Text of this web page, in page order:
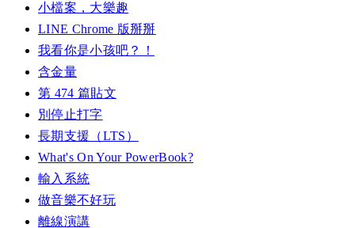
小檔案，大樂趣
LINE Chrome 版掰掰
我看你是小孩吧？！
含金量
第 474 篇貼文
別停止打字
長期支援（LTS）
What's On Your PowerBook?
輸入系統
做音樂不好玩
離線演講